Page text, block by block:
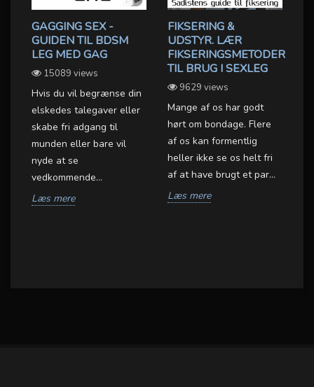
GAGGING SEX -
GUIDEN TIL BDSM
LEG MED GAG
15089 views
Hvis du vil begrænse din
elskedes talegaver eller
skabe fri adgang til
munden eller bare vil
nyde at se
vedkommende...
Læs mere
FIKSERING &
UDSTYR. LÆR
FIKSERINGSMETODER
TIL BRUG I SEXLEG
9629 views
Mange af os har godt
hørt om bondage. Flere
af os kan formentlig
heller ikke se os helt fri
af at have brugt et par...
Læs mere